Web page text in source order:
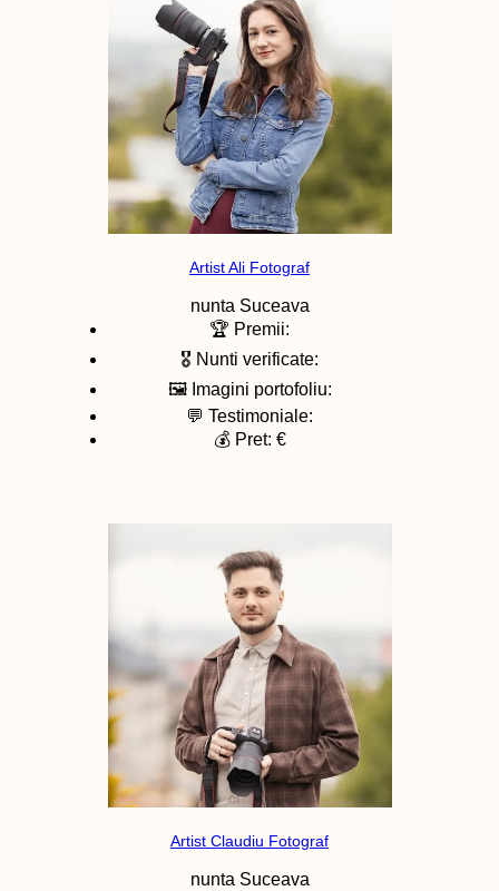
Artist Ali Fotograf
nunta Suceava
🏆 Premii:
🎖️ Nunti verificate:
🖼️ Imagini portofoliu:
💬 Testimoniale:
💰 Pret: €
Artist Claudiu Fotograf
nunta Suceava